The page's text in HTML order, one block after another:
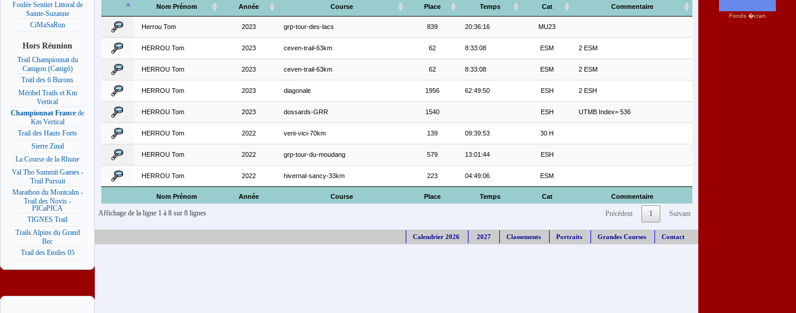
Foulée Sentier Littoral de
Sainte-Suzanne
CiMaSaRun
Hors Réunion
Trail Championnat du
Canigou (Canigó)
Trail des 6 Burons
Méribel Trails et Km
Vertical
Championnat France de
Km Vertical
Trail des Hauts Forts
Sierre Zinal
La Course de la Rhune
Val Tho Summit Games -
Trail Pursuit
Marathon du Montcalm -
Trail des Novis -
PICaPICA
TIGNES Trail
Trails Alpins du Grand
Bec
Trail des Etoiles 05
Nom Prénom Année Course Place Temps Cat Commentaire
Nom Prénom Année Course Place Temps Cat Commentaire
Herrou Tom 2023 grp-tour-des-lacs 839 20:36:16 MU23
HERROU Tom 2023 ceven-trail-63km 62 8:33:08 ESM 2 ESM
HERROU Tom 2023 ceven-trail-63km 62 8:33:08 ESM 2 ESM
HERROU Tom 2023 diagonale 1956 62:49:50 ESH 2 ESH
HERROU Tom 2023 dossards-GRR 1540 ESH UTMB Index= 536
HERROU Tom 2022 veni-vici-70km 139 09:39:53 30 H
HERROU Tom 2022 grp-tour-du-moudang 579 13:01:44 ESH
HERROU Tom 2022 hivernal-sancy-33km 223 04:49:06 ESM
Affichage de la ligne 1 à 8 sur 8 lignes Précédent 1 Suivant
Calendrier 2026 2027 Classements Portraits Grandes Courses Contact
Fonds �cran